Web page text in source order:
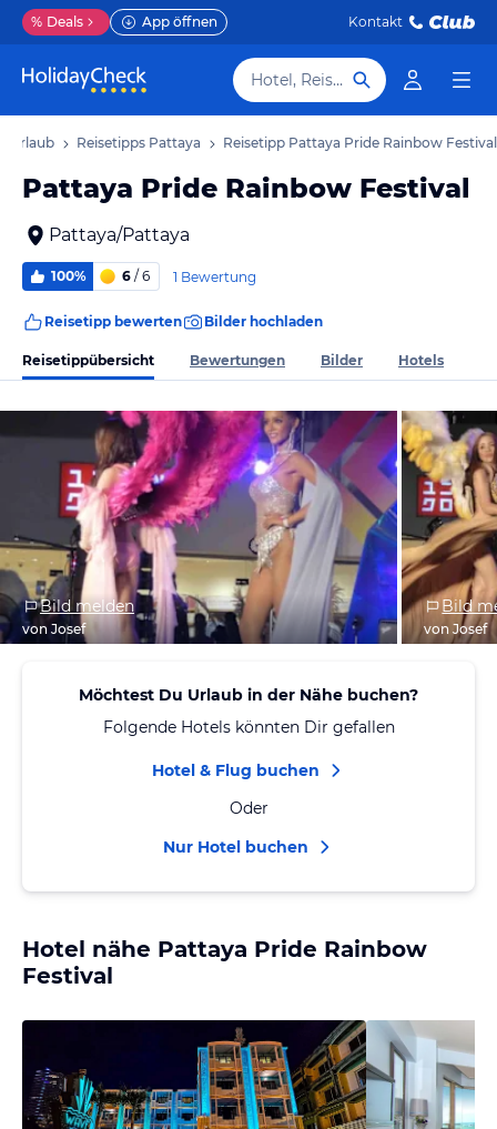
% Deals App öffnen Kontakt
Hotel, Reiseziel
Urlaub Reisetipps Pattaya Reisetipp Pattaya Pride Rainbow Festival
Pattaya Pride Rainbow Festival
Pattaya/Pattaya
100% 6 / 6 1 Bewertung
Reisetipp bewerten Bilder hochladen
Reisetippübersicht Bewertungen Bilder Hotels
Bild melden
von Josef
Bild
von Josef
Möchtest Du Urlaub in der Nähe buchen?
Folgende Hotels könnten Dir gefallen
Hotel & Flug buchen
Oder
Nur Hotel buchen
Hotel nähe Pattaya Pride Rainbow
Festival